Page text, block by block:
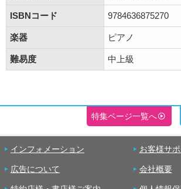
ISBNコード 9784636875270
楽器 ピアノ
難易度 中上級
特集ページ一覧へ
インフォメーション お客様サ
広告について 会社概要